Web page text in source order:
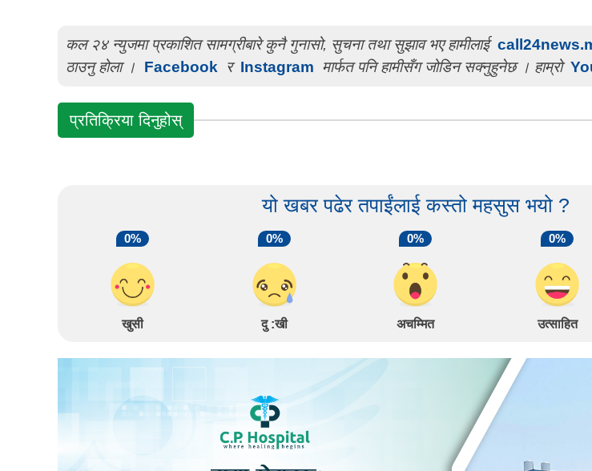
कल २४ न्युजमा प्रकाशित सामग्रीबारे कुनै गुनासो, सुचना तथा सुझाव भए हामीलाई
ठाउनु होला ।
Facebook र Instagram मार्फत पनि हामीसँग जोडिन सक्नुहुनेछ । हाम्रो
प्रतिक्रिया दिनुहोस्
यो खबर पढेर तपाईंलाई कस्तो महसुस भयो ?
0%
खुसी
0%
दु :खी
0%
अचम्मित
0%
उत्साहित